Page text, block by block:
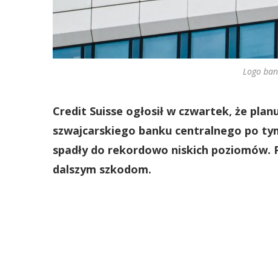
Logo
Credit Suisse ogłosił w czwartek, że
szwajcarskiego banku centralnego po
spadły do rekordowo niskich poziomów.
dalszym szkodom.